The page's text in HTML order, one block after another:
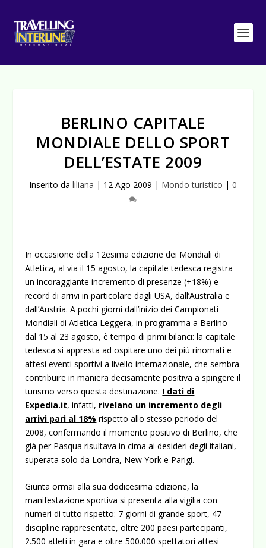
BERLINO CAPITALE
MONDIALE DELLO SPORT
DELL’ESTATE 2009
Inserito da liliana | 12 Ago 2009 | Mondo turistico | 0
In occasione della 12esima edizione dei Mondiali di
Atletica, al via il 15 agosto, la capitale tedesca registra
un incoraggiante incremento di presenze (+18%) e
record di arrivi in particolare dagli USA, dall’Australia e
dall’Austria.A pochi giorni dall’inizio dei Campionati
Mondiali di Atletica Leggera, in programma a Berlino
dal 15 al 23 agosto, è tempo di primi bilanci: la capitale
tedesca si appresta ad ospitare uno dei più rinomati e
attesi eventi sportivi a livello internazionale, che sembra
contribuire in maniera decisamente positiva a spingere il
turismo verso questa destinazione. I dati di
Expedia.it, infatti, rivelano un incremento degli
arrivi pari al 18% rispetto allo stesso periodo del
2008, confermando il momento positivo di Berlino, che
già per Pasqua risultava in cima ai desideri degli italiani,
superata solo da Londra, New York e Parigi.
Giunta ormai alla sua dodicesima edizione, la
manifestazione sportiva si presenta alla vigilia con
numeri di tutto rispetto: 7 giorni di grande sport, 47
discipline rappresentate, oltre 200 paesi partecipanti,
2.500 atleti in gara e oltre 500.000 spettatori attesi